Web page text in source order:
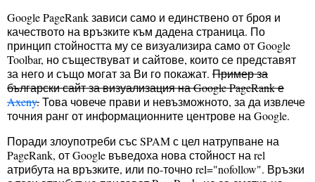
Google PageRank зависи само и единствено от броя и
качеството на връзките към дадена страница. По
принцип стойността му се визуализира само от Google
Toolbar, но съществуват и сайтове, които се представят
за него и също могат за Ви го покажат. Пример за
български сайт за визуализация на Google PageRank е
Axeny.Това човече прави и невъзможното, за да извлече
точния ранг от информационните центрове на Google.
Поради злоупотреби със SPAM с цел натрупване на
PageRank, от Google въведоха нова стойност на rel
атрибута на връзките, или по-точно rel="nofollow". Връзки